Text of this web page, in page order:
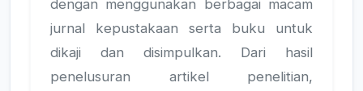
dengan menggunakan berbagai macam
jurnal kepustakaan serta buku untuk
dikaji dan disimpulkan. Dari hasil
penelusuran artikel penelitian,